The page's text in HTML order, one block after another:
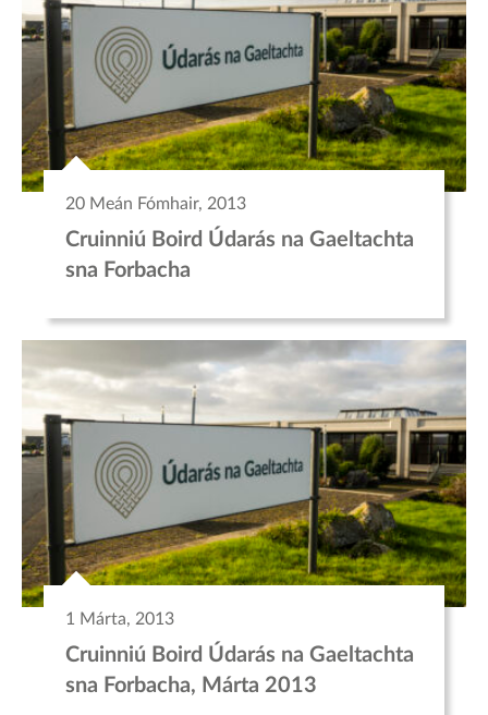
20 Meán Fómhair, 2013
Cruinniú Boird Údarás na Gaeltachta
sna Forbacha
1 Márta, 2013
Cruinniú Boird Údarás na Gaeltachta
sna Forbacha, Márta 2013